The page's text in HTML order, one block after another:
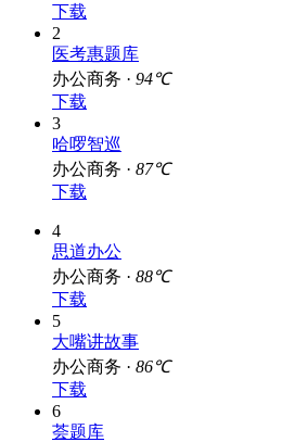
下载
2
医考惠题库
办公商务 · 94℃
下载
3
哈啰智巡
办公商务 · 87℃
下载
4
思道办公
办公商务 · 88℃
下载
5
大嘴讲故事
办公商务 · 86℃
下载
6
荟题库